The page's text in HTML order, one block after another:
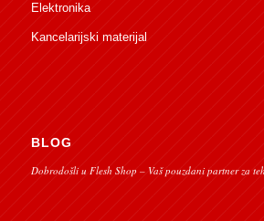
Elektronika
Kancelarijski materijal
BLOG
Dobrodošli u Flesh Shop – Vaš pouzdani partner za